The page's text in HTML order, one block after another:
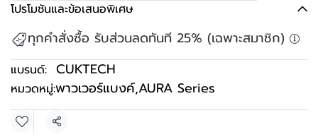
โปรโมชันและข้อเสนอพิเศษ
ทุกคำสั่งซื้อ รับส่วนลดทันที 25% (เฉพาะสมาชิก)
แบรนด์: CUKTECH
หมวดหมู่:พาวเวอร์แบงค์,AURA Series
แชร์